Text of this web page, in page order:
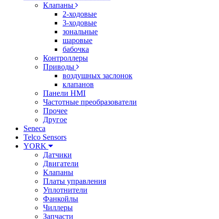
Клапаны
2-ходовые
3-ходовые
зональные
шаровые
бабочка
Контроллеры
Приводы
воздушных заслонок
клапанов
Панели HMI
Частотные преобразователи
Прочее
Другое
Seneca
Telco Sensors
YORK
Датчики
Двигатели
Клапаны
Платы управления
Уплотнители
Фанкойлы
Чиллеры
Запчасти